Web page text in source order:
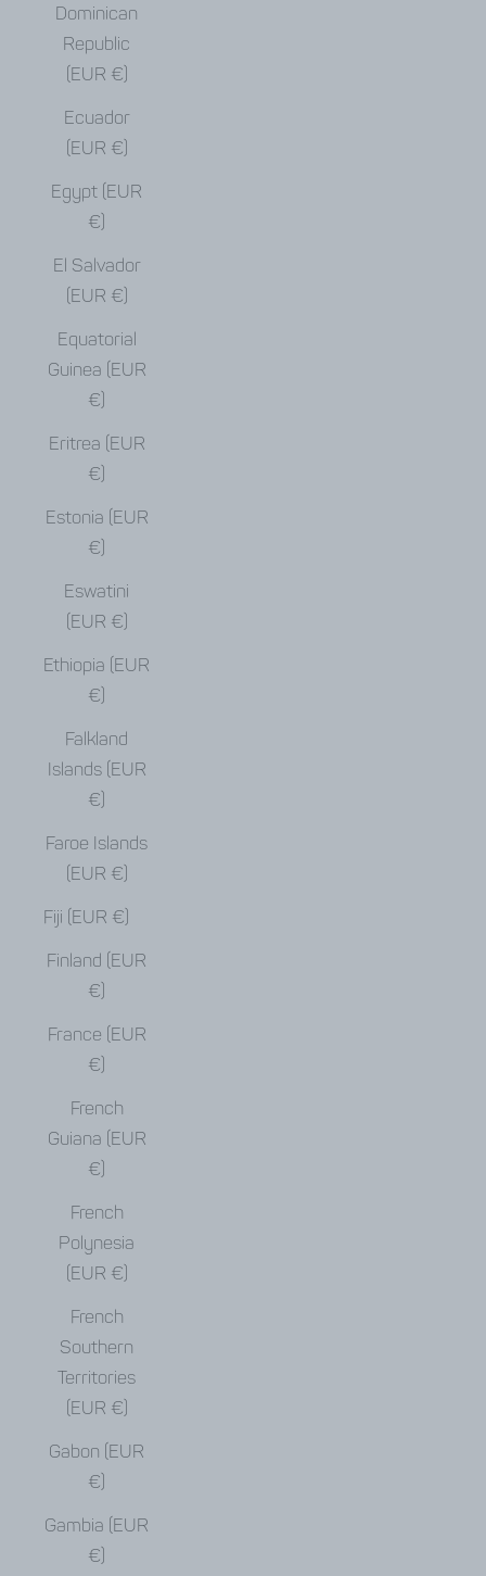
Dominican
Republic
(EUR €)
Ecuador
(EUR €)
Egypt (EUR
€)
El Salvador
(EUR €)
Equatorial
Guinea (EUR
€)
Eritrea (EUR
€)
Estonia (EUR
€)
Eswatini
(EUR €)
Ethiopia (EUR
€)
Falkland
Islands (EUR
€)
Faroe Islands
(EUR €)
Fiji (EUR €)
Finland (EUR
€)
France (EUR
€)
French
Guiana (EUR
€)
French
Polynesia
(EUR €)
French
Southern
Territories
(EUR €)
Gabon (EUR
€)
Gambia (EUR
€)